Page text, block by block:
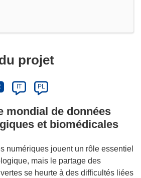
projet
IT PL
mondial de données
et biomédicales
numériques jouent un rôle essentiel
mais le partage des
se heurte à des difficultés liées